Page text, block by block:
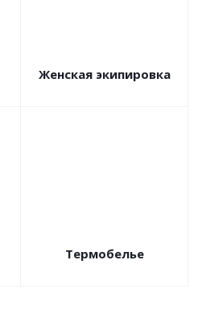
Женская экипировка
Термобелье